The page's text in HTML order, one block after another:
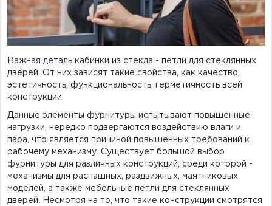
Важная деталь кабинки из стекла - петли для стеклянных
дверей.
От них зависят такие свойства, как качество,
эстетичность, функциональность, герметичность всей
конструкции.
Данные элементы фурнитуры испытывают повышенные
нагрузки, нередко подвергаются воздействию влаги и
пара, что является причиной повышенных требований к
рабочему механизму. Существует большой выбор
фурнитуры для различных конструкций, среди которой -
механизмы для распашных, раздвижных, маятниковых
моделей, а также мебельные петли для стеклянных
дверей. Несмотря на то, что такие конструкции смотрятся